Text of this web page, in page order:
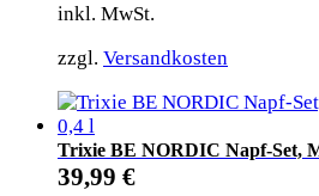
inkl. MwSt.
zzgl. Versandkosten
Trixie BE NORDIC Napf-Set,
39,99 €